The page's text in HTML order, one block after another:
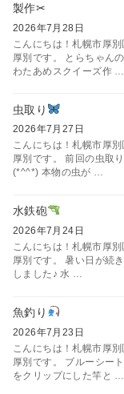
製作✂
2026年7月28日
こんにちは！札幌市厚
厚別です。 とらちゃん
わたあめスクイーズ作 …
虫取り
2026年7月27日
こんにちは！札幌市厚
厚別です。 前回の虫取
(*^^*) 本物の虫が …
水鉄砲
2026年7月24日
こんにちは！札幌市厚
厚別です。 暑い日が続
しました♪ 水 …
魚釣り
2026年7月23日
こんにちは！札幌市厚
厚別です。 ブルーシー
をクリップにした竿と …